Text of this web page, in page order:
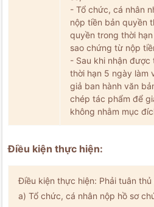
- Tổ chức, cá nhân
nộp tiền bản quyền
quyền trong thời
sao chứng từ nộp
- Sau khi nhận
thời hạn 5 ngày làm
giả ban hành văn
chép tác phẩm để
không nhằm mục
Điều kiện thực hiện:
Điều kiện thực hiện: Phải tuân
a) Tổ chức, cá nhân nộp hồ sơ